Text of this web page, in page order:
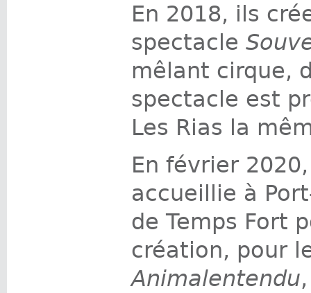
En 2018, ils
spectacle
mêlant cirque,
spectacle est
Les Rias la
En février
accueillie à
de Temps Fort
création, pour
Animalentendu